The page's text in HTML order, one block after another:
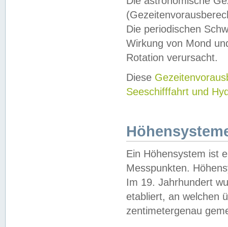
Die periodischen
Wirkung von Mond
Rotation verursacht.
Diese
Seeschifffahrt und
Ein Höhensystem ist
Messpunkten.
Im 19. Jahrhundert
etabliert, an welchen
zentimetergenau